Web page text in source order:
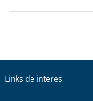
Links de interes